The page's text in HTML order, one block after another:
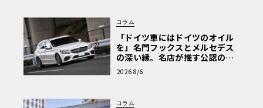
コラム
「ドイツ車にはドイツのオイル
を」名門フックスとメルセデス
の深い縁。名店が推す公認の安
心と、Cクラスで味わうシルキー
な走り〈PR〉
2026 8/6
コラム